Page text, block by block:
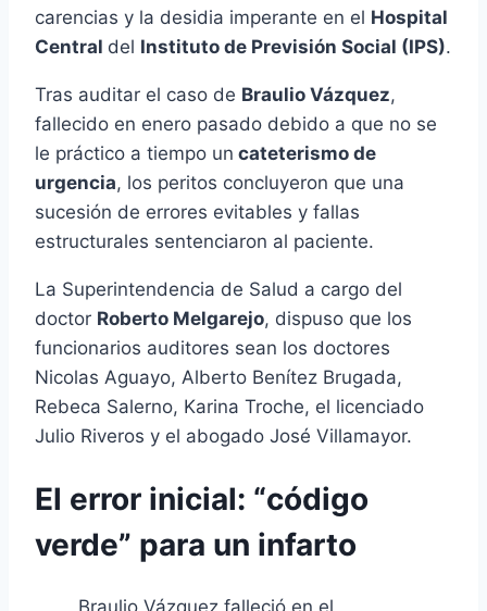
carencias y la desidia imperante en el Hospital
Central del Instituto de Previsión Social (IPS).
Tras auditar el caso de Braulio Vázquez,
fallecido en enero pasado debido a que no se
le práctico a tiempo un cateterismo de
urgencia, los peritos concluyeron que una
sucesión de errores evitables y fallas
estructurales sentenciaron al paciente.
La Superintendencia de Salud a cargo del
doctor Roberto Melgarejo, dispuso que los
funcionarios auditores sean los doctores
Nicolas Aguayo, Alberto Benítez Brugada,
Rebeca Salerno, Karina Troche, el licenciado
Julio Riveros y el abogado José Villamayor.
El error inicial: “código
verde” para un infarto